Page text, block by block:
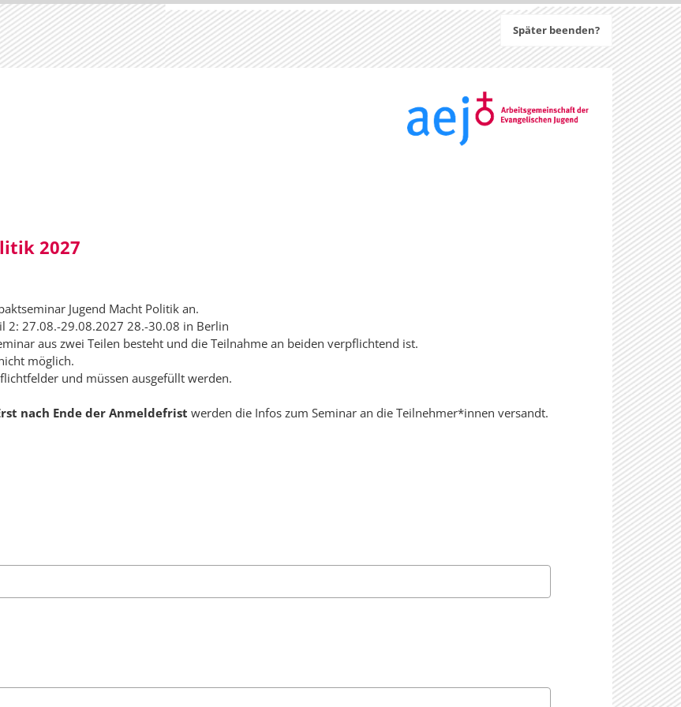
Später beenden?
2027
Jugend Macht Politik an.
2: 27.08.-29.08.2027 28.-30.08 in Berlin
aus zwei Teilen besteht und die Teilnahme an beiden verpflichtend ist.
möglich.
und müssen ausgefüllt werden.
nach Ende der Anmeldefrist werden die Infos zum Seminar an die Teilnehmer*innen versandt.